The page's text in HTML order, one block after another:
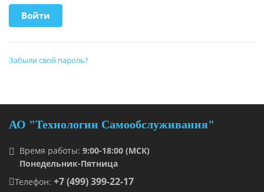
Забыли свой пароль?
АО "Технологии Самообслуживания"
Время работы: 9:00-18:00 (МСК)
Понедельник-Пятница
Телефон: +7 (499) 399-22-17